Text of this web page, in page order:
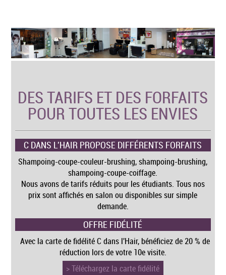
DES TARIFS ET DES FORFAITS
POUR TOUTES LES ENVIES
C DANS L'HAIR PROPOSE DIFFÉRENTS FORFAITS
Shampoing-coupe-couleur-brushing, shampoing-brushing,
shampoing-coupe-coiffage.
Nous avons de tarifs réduits pour les étudiants. Tous nos
prix sont affichés en salon ou disponibles sur simple
demande.
OFFRE FIDÉLITÉ
Avec la carte de fidélité C dans l'Hair, bénéficiez de 20 % de
réduction lors de votre 10e visite.
> Téléchargez la carte fidélité